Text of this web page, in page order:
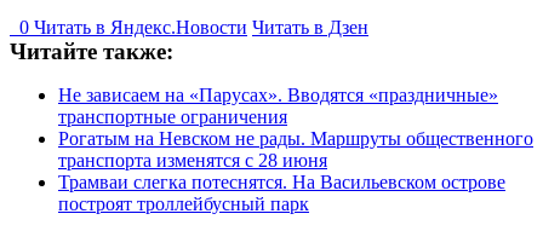
0 Читать в Яндекс.Новости Читать в Дзен
Читайте также:
Не зависаем на «Парусах». Вводятся «праздничные»
транспортные ограничения
Рогатым на Невском не рады. Маршруты общественного
транспорта изменятся с 28 июня
Трамваи слегка потеснятся. На Васильевском острове
построят троллейбусный парк